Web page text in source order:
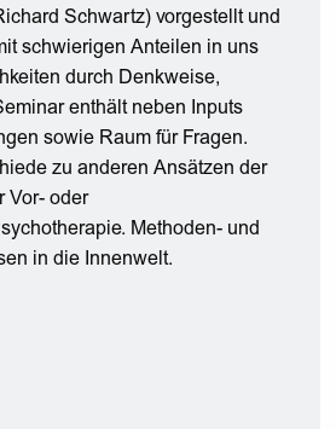
Schwartz) vorgestellt und
schwierigen Anteilen in uns
durch Denkweise,
enthält neben Inputs
sowie Raum für Fragen.
zu anderen Ansätzen der
Vor- oder
Methoden- und
in die Innenwelt.